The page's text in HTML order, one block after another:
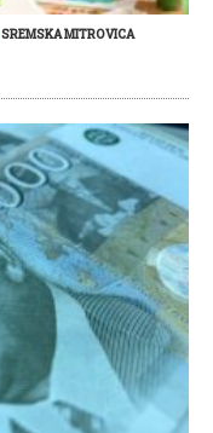
SREMSKA MITROVICA